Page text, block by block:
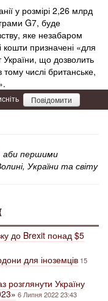
у розмірі 2,26 млрд
G7, буде
яке незабаром
призначені «для
України, що дозволить
числі британське,
Повідомити
аби першими
України та світу
до Brexit понад $5
для іноземців 15
розглянути Україну
6 Липня 2022 23:43